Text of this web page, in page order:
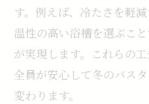
す。例えば、冷たさを軽
温性の高い浴槽を選ぶこ
が実現します。これらの
全員が安心して冬のバス
変わります。